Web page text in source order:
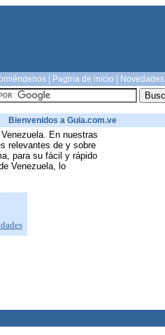
| Pagina de inicio Novedades|
Bienvenidos a Guia.com.ve
En nuestras
relevantes de y sobre
para su fácil y rápido
Venezuela, lo